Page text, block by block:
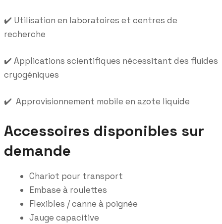
✔️ Utilisation en laboratoires et centres de
recherche
✔️ Applications scientifiques nécessitant des fluides
cryogéniques
✔️ Approvisionnement mobile en azote liquide
Accessoires disponibles sur
demande
Chariot pour transport
Embase à roulettes
Flexibles / canne à poignée
Jauge capacitive